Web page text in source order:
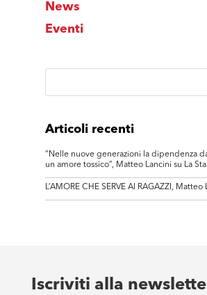
News
Eventi
Articoli recenti
“Nelle nuove generazioni la dipendenza
un amore tossico”, Matteo Lancini su La
L’AMORE CHE SERVE AI RAGAZZI,
Iscriviti alla